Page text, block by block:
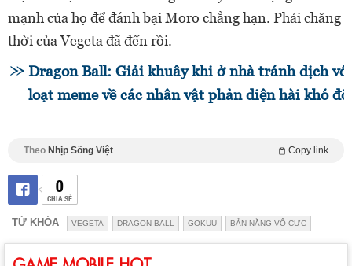
mạnh của họ để đánh bại Moro chẳng hạn. Phải chăng
thời của Vegeta đã đến rồi.
Dragon Ball: Giải khuây khi ở nhà tránh dịch với
loạt meme về các nhân vật phản diện hài khó đỡ
Theo Nhịp Sống Việt Copy link
0
CHIA SẺ
TỪ KHÓA VEGETA DRAGON BALL GOKUU BẢN NĂNG VÔ CỰC